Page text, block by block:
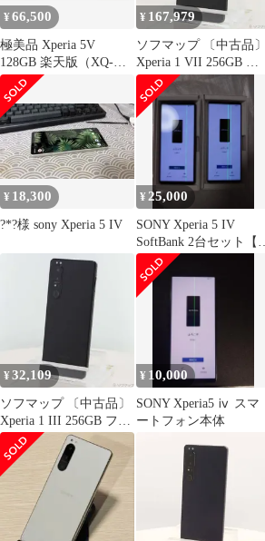
¥66,500
極美品 Xperia 5V
128GB 楽天版（XQ-
DE44）SIMフリー
¥ 167,979
ソフマップ 〔中古品〕
Xperia 1 VII 256GB ス
レートブラック XQ-
FS44B1JPCX0 SIMフリ
ー【297】
¥ 18,300
?*?様 sony Xperia 5 IV
¥ 25,000
SONY Xperia 5 IV
SoftBank 2台セット【美
品ジャンク】
¥32,109
ソフマップ 〔中古品〕
Xperia 1 III 256GB フロ
ストブラック SO-51B
docomoロック解除SIM
フリー【276】
¥ 10,000
SONY Xperia5 ⅳ スマ
ートフォン本体